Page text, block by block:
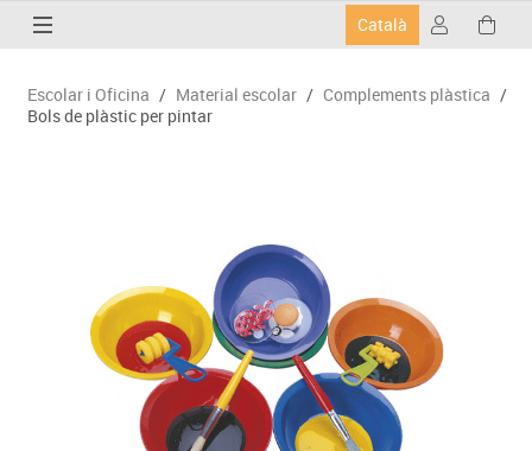
Català
Escolar i Oficina / Material escolar / Complements plàstica /
Bols de plàstic per pintar